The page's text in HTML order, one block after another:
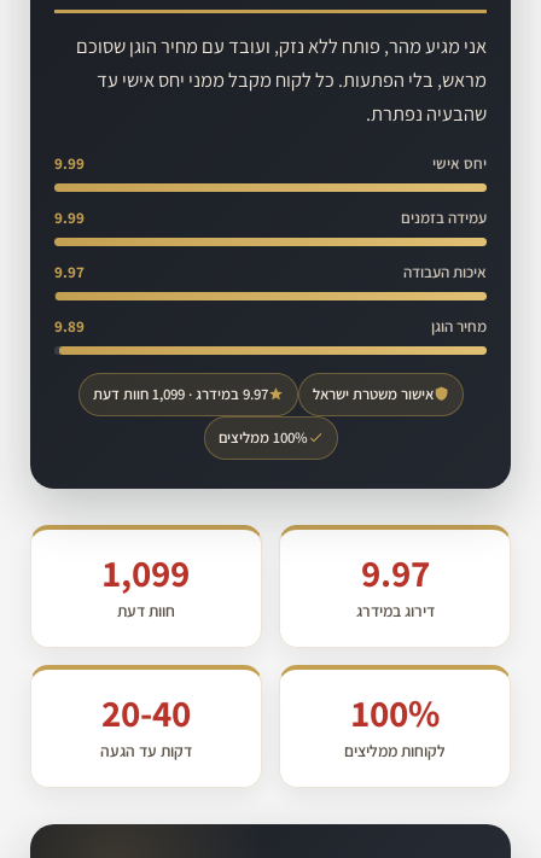
אני מגיע מהר, פותח ללא נזק, ועובד עם מחיר הוגן שסוכם
מראש, בלי הפתעות. כל לקוח מקבל ממני יחס אישי עד
שהבעיה נפתרת.
יחס אישי 9.99
עמידה בזמנים 9.99
איכות העבודה 9.97
מחיר הוגן 9.89
אישור משטרת ישראל 9.97 במידרג · 1,099 חוות דעת
100% ממליצים
9.97
דירוג במידרג
1,099
חוות דעת
100%
לקוחות ממליצים
20-40
דקות עד הגעה